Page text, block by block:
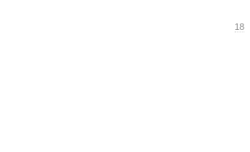
18